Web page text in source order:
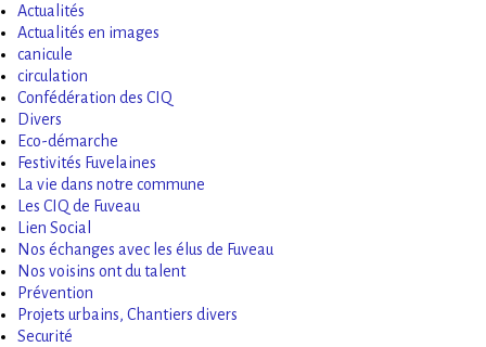
Actualités
Actualités en images
canicule
circulation
Confédération des CIQ
Divers
Eco-démarche
Festivités Fuvelaines
La vie dans notre commune
Les CIQ de Fuveau
Lien Social
Nos échanges avec les élus de Fuveau
Nos voisins ont du talent
Prévention
Projets urbains, Chantiers divers
Securité